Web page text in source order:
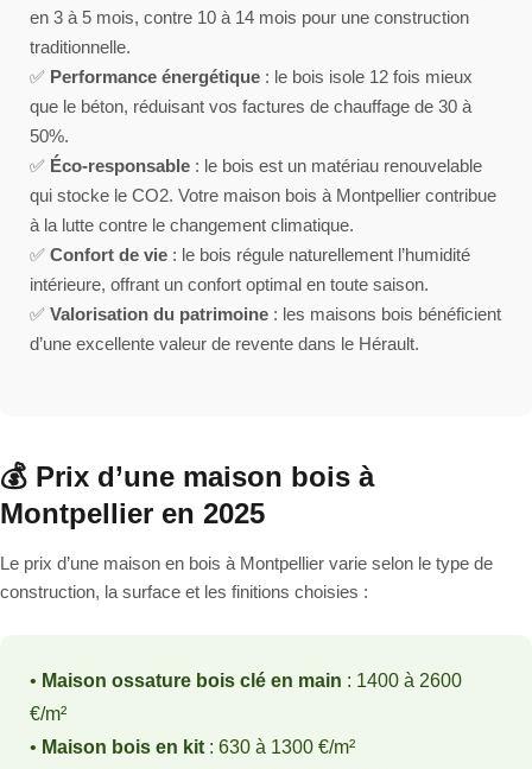
en 3 à 5 mois, contre 10 à 14 mois pour une construction
traditionnelle.
✅ Performance énergétique : le bois isole 12 fois mieux
que le béton, réduisant vos factures de chauffage de 30 à
50%.
✅ Éco-responsable : le bois est un matériau renouvelable
qui stocke le CO2. Votre maison bois à Montpellier contribue
à la lutte contre le changement climatique.
✅ Confort de vie : le bois régule naturellement l’humidité
intérieure, offrant un confort optimal en toute saison.
✅ Valorisation du patrimoine : les maisons bois bénéficient
d’une excellente valeur de revente dans le Hérault.
💰 Prix d’une maison bois à
Montpellier en 2025
Le prix d’une maison en bois à Montpellier varie selon le type de
construction, la surface et les finitions choisies :
• Maison ossature bois clé en main : 1400 à 2600
€/m²
• Maison bois en kit : 630 à 1300 €/m²